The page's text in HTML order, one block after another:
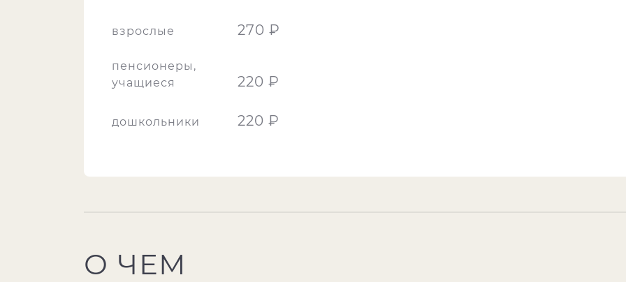
взрослые 270 ₽
пенсионеры,
учащиеся
220 ₽
дошкольники 220 ₽
О ЧЕМ